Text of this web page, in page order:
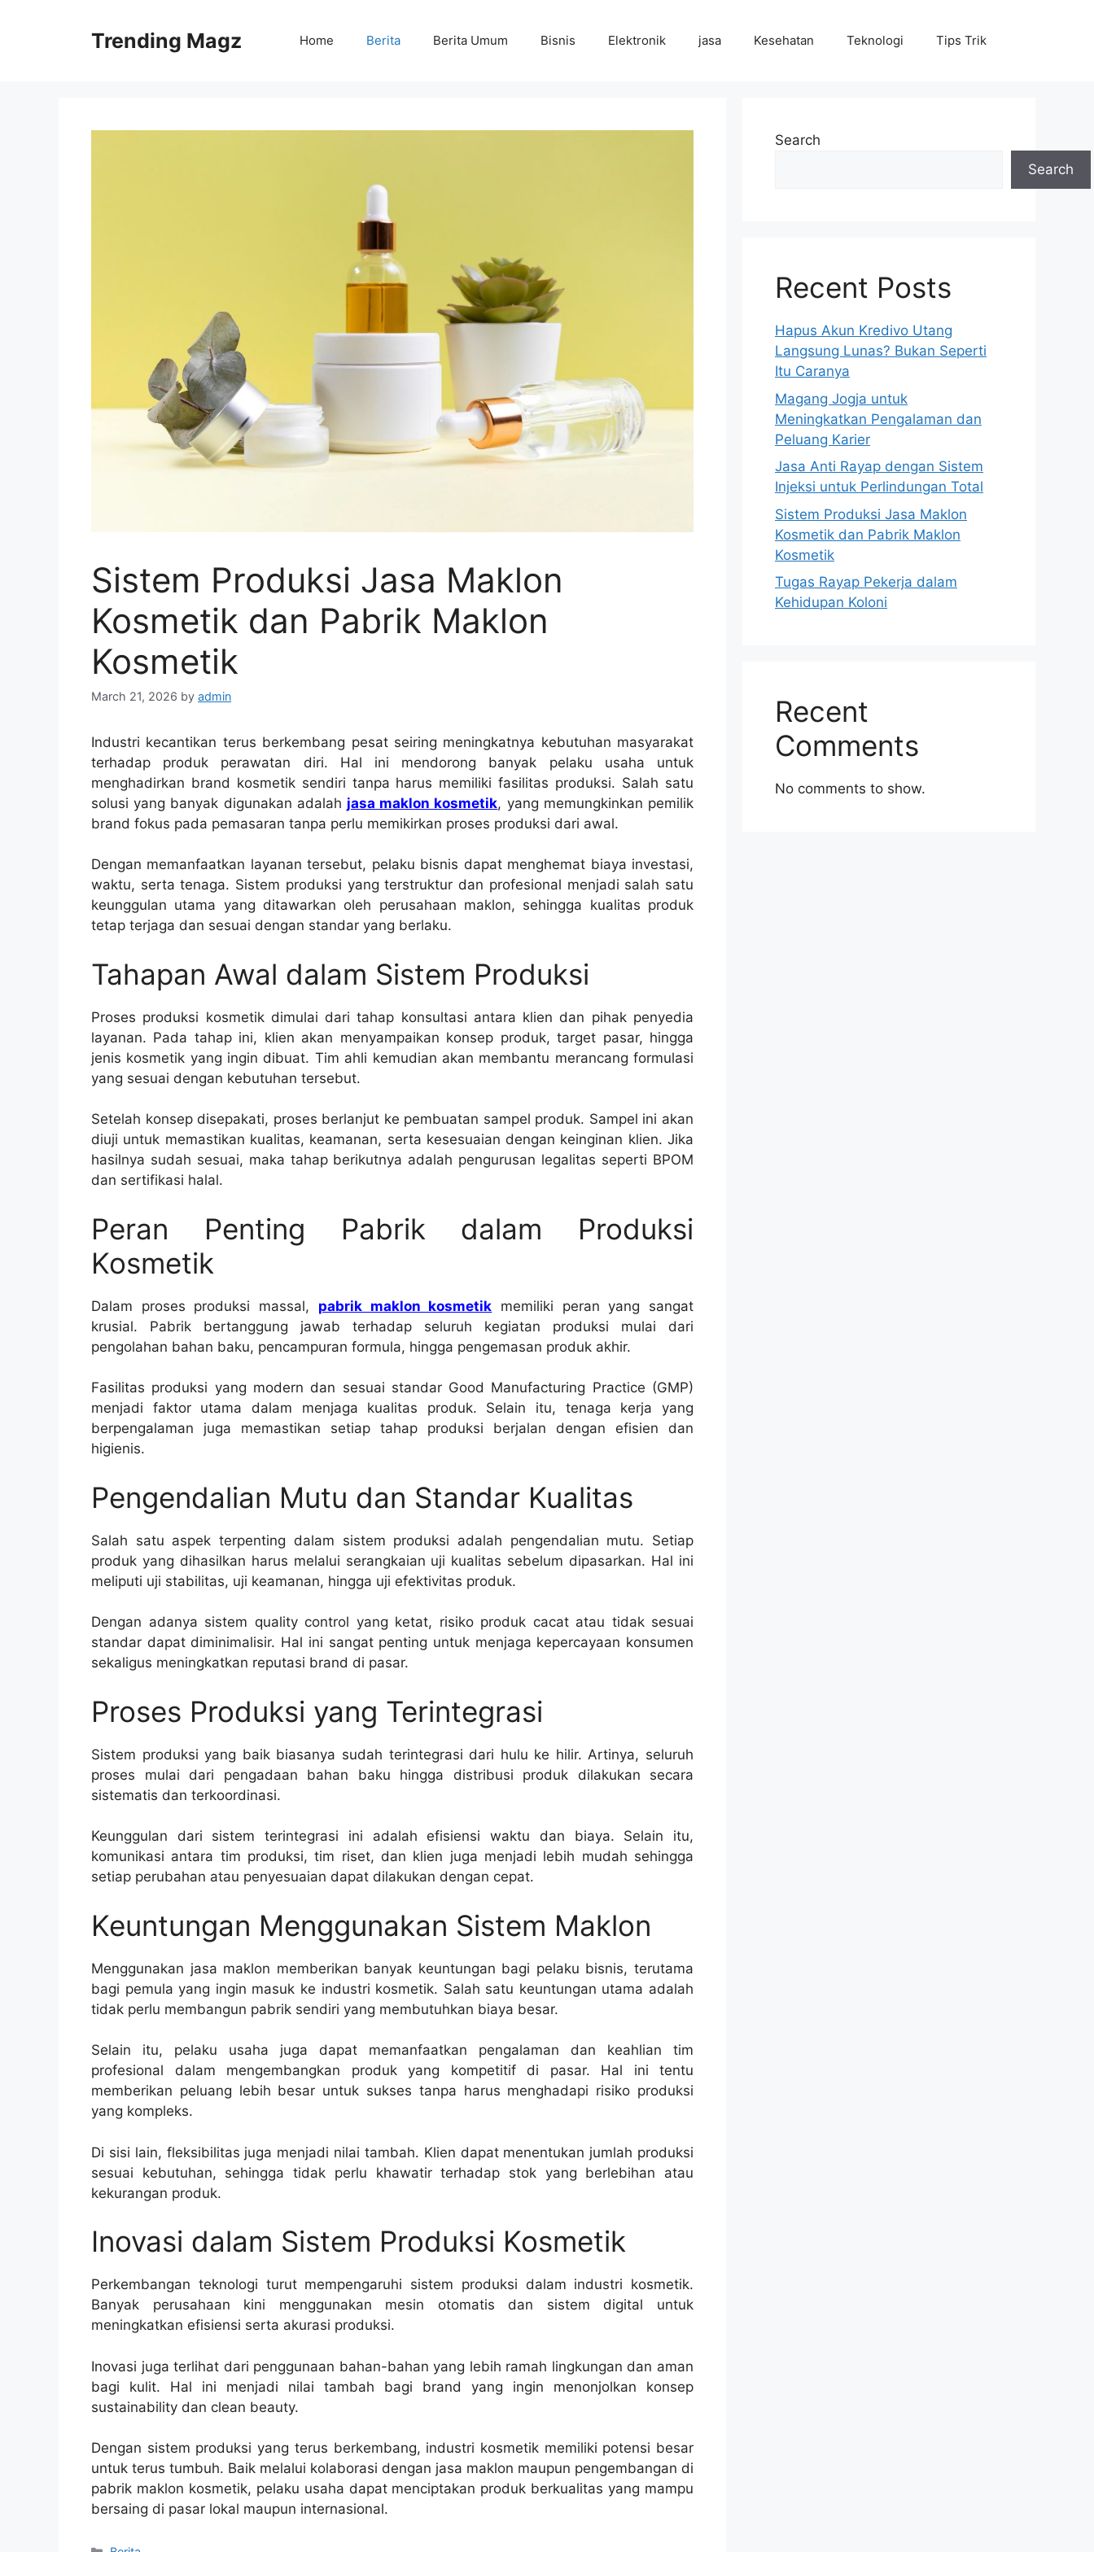
Trending Magz Home Berita Berita Umum Bisnis Elektronik jasa Kesehatan Teknologi Tips Trik
Sistem Produksi Jasa Maklon
Kosmetik dan Pabrik Maklon
Kosmetik
March 21, 2026 by admin
Industri kecantikan terus berkembang pesat seiring meningkatnya kebutuhan masyarakat
terhadap produk perawatan diri. Hal ini mendorong banyak pelaku usaha untuk
menghadirkan brand kosmetik sendiri tanpa harus memiliki fasilitas produksi. Salah satu
solusi yang banyak digunakan adalah jasa maklon kosmetik, yang memungkinkan pemilik
brand fokus pada pemasaran tanpa perlu memikirkan proses produksi dari awal.
Dengan memanfaatkan layanan tersebut, pelaku bisnis dapat menghemat biaya investasi,
waktu, serta tenaga. Sistem produksi yang terstruktur dan profesional menjadi salah satu
keunggulan utama yang ditawarkan oleh perusahaan maklon, sehingga kualitas produk
tetap terjaga dan sesuai dengan standar yang berlaku.
Tahapan Awal dalam Sistem Produksi
Proses produksi kosmetik dimulai dari tahap konsultasi antara klien dan pihak penyedia
layanan. Pada tahap ini, klien akan menyampaikan konsep produk, target pasar, hingga
jenis kosmetik yang ingin dibuat. Tim ahli kemudian akan membantu merancang formulasi
yang sesuai dengan kebutuhan tersebut.
Setelah konsep disepakati, proses berlanjut ke pembuatan sampel produk. Sampel ini akan
diuji untuk memastikan kualitas, keamanan, serta kesesuaian dengan keinginan klien. Jika
hasilnya sudah sesuai, maka tahap berikutnya adalah pengurusan legalitas seperti BPOM
dan sertifikasi halal.
Peran Penting Pabrik dalam Produksi
Kosmetik
Dalam proses produksi massal, pabrik maklon kosmetik memiliki peran yang sangat
krusial. Pabrik bertanggung jawab terhadap seluruh kegiatan produksi mulai dari
pengolahan bahan baku, pencampuran formula, hingga pengemasan produk akhir.
Fasilitas produksi yang modern dan sesuai standar Good Manufacturing Practice (GMP)
menjadi faktor utama dalam menjaga kualitas produk. Selain itu, tenaga kerja yang
berpengalaman juga memastikan setiap tahap produksi berjalan dengan efisien dan
higienis.
Pengendalian Mutu dan Standar Kualitas
Salah satu aspek terpenting dalam sistem produksi adalah pengendalian mutu. Setiap
produk yang dihasilkan harus melalui serangkaian uji kualitas sebelum dipasarkan. Hal ini
meliputi uji stabilitas, uji keamanan, hingga uji efektivitas produk.
Dengan adanya sistem quality control yang ketat, risiko produk cacat atau tidak sesuai
standar dapat diminimalisir. Hal ini sangat penting untuk menjaga kepercayaan konsumen
sekaligus meningkatkan reputasi brand di pasar.
Proses Produksi yang Terintegrasi
Sistem produksi yang baik biasanya sudah terintegrasi dari hulu ke hilir. Artinya, seluruh
proses mulai dari pengadaan bahan baku hingga distribusi produk dilakukan secara
sistematis dan terkoordinasi.
Keunggulan dari sistem terintegrasi ini adalah efisiensi waktu dan biaya. Selain itu,
komunikasi antara tim produksi, tim riset, dan klien juga menjadi lebih mudah sehingga
setiap perubahan atau penyesuaian dapat dilakukan dengan cepat.
Keuntungan Menggunakan Sistem Maklon
Menggunakan jasa maklon memberikan banyak keuntungan bagi pelaku bisnis, terutama
bagi pemula yang ingin masuk ke industri kosmetik. Salah satu keuntungan utama adalah
tidak perlu membangun pabrik sendiri yang membutuhkan biaya besar.
Selain itu, pelaku usaha juga dapat memanfaatkan pengalaman dan keahlian tim
profesional dalam mengembangkan produk yang kompetitif di pasar. Hal ini tentu
memberikan peluang lebih besar untuk sukses tanpa harus menghadapi risiko produksi
yang kompleks.
Di sisi lain, fleksibilitas juga menjadi nilai tambah. Klien dapat menentukan jumlah produksi
sesuai kebutuhan, sehingga tidak perlu khawatir terhadap stok yang berlebihan atau
kekurangan produk.
Inovasi dalam Sistem Produksi Kosmetik
Perkembangan teknologi turut mempengaruhi sistem produksi dalam industri kosmetik.
Banyak perusahaan kini menggunakan mesin otomatis dan sistem digital untuk
meningkatkan efisiensi serta akurasi produksi.
Inovasi juga terlihat dari penggunaan bahan-bahan yang lebih ramah lingkungan dan aman
bagi kulit. Hal ini menjadi nilai tambah bagi brand yang ingin menonjolkan konsep
sustainability dan clean beauty.
Dengan sistem produksi yang terus berkembang, industri kosmetik memiliki potensi besar
untuk terus tumbuh. Baik melalui kolaborasi dengan jasa maklon maupun pengembangan di
pabrik maklon kosmetik, pelaku usaha dapat menciptakan produk berkualitas yang mampu
bersaing di pasar lokal maupun internasional.
Search
Search
Recent Posts
Hapus Akun Kredivo Utang
Langsung Lunas? Bukan Seperti
Itu Caranya
Magang Jogja untuk
Meningkatkan Pengalaman dan
Peluang Karier
Jasa Anti Rayap dengan Sistem
Injeksi untuk Perlindungan Total
Sistem Produksi Jasa Maklon
Kosmetik dan Pabrik Maklon
Kosmetik
Tugas Rayap Pekerja dalam
Kehidupan Koloni
Recent
Comments
No comments to show.